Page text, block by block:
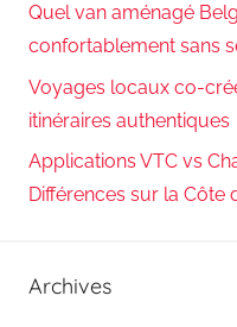
Quel van aménagé
confortablement sans
Voyages locaux co-
itinéraires authentiques
Applications VTC vs
Différences sur la Côte
Archives